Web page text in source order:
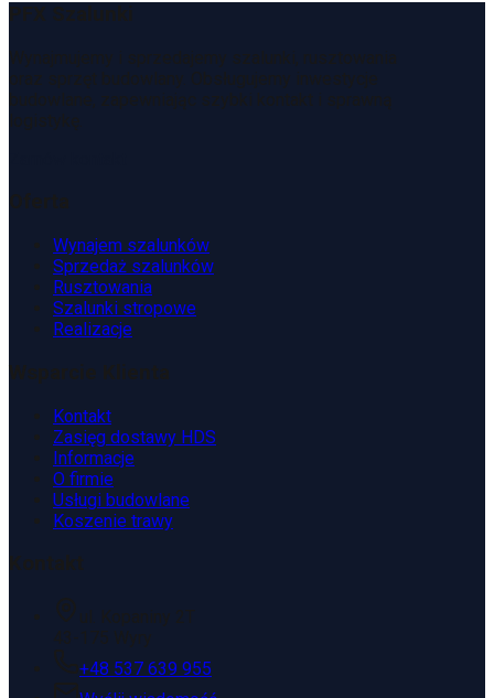
Wynajem szalunków
Sprzedaż szalunków
Rusztowania
Szalunki stropowe
Realizacje
Kontakt
Zasięg dostawy HDS
Informacje
O firmie
Usługi budowlane
Koszenie trawy
+48 537 639 955